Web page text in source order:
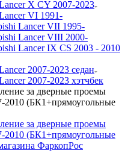
X CY 2007-2023
VI 1991-
Lancer VII 1995-
Lancer VIII 2000-
Lancer IX CS 2003 - 2010
2007-2023 седан
2007-2023 хэтчбек
за дверные проемы
2010 (БК1+прямоугольные